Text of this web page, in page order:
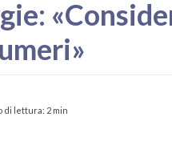
di lettura: 2 min